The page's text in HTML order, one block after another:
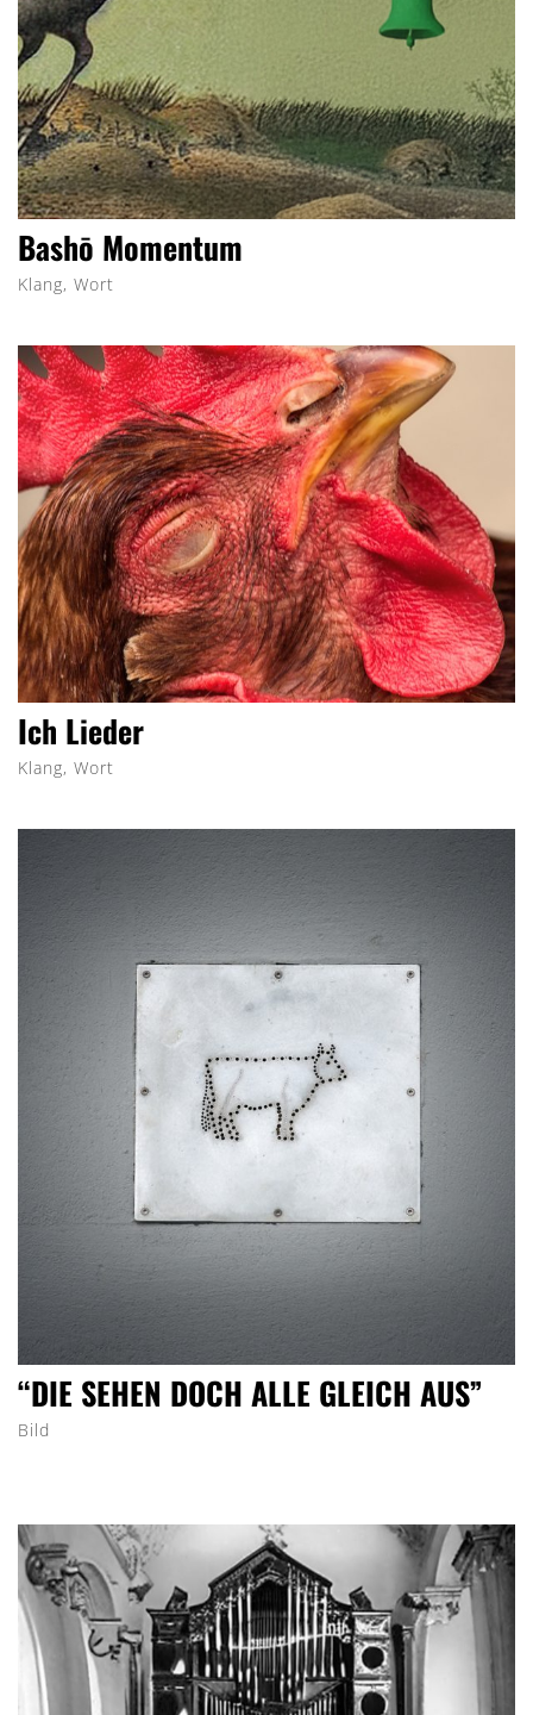
Bashō Momentum
Klang, Wort
Ich Lieder
Klang, Wort
“DIE SEHEN DOCH ALLE GLEICH AUS”
Bild